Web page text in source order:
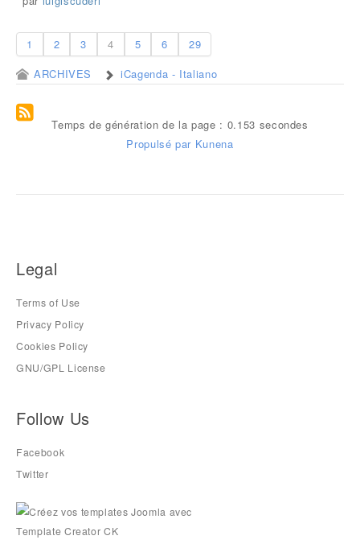
1 2 3 4 5 6
29
ARCHIVES
iCagenda - Italiano
Temps de génération de la page : 0.153 secondes
Propulsé par Kunena
Legal
Terms of Use
Privacy Policy
Cookies Policy
GNU/GPL License
Follow Us
Facebook
Twitter